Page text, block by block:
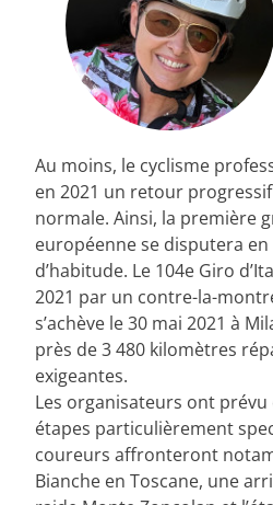
Au moins, le cyclisme
en 2021 un retour
normale. Ainsi, la première
européenne se disputera
d’habitude. Le 104e Giro
2021 par un contre-la-
s’achève le 30 mai 2021 à
près de 3 480 kilomètres
exigeantes.
Les organisateurs ont prévu
étapes particulièrement
coureurs affronteront
Bianche en Toscane, une